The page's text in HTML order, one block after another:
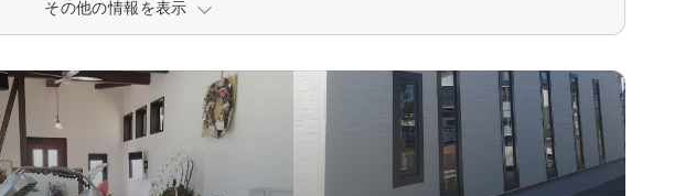
その他の情報を表示